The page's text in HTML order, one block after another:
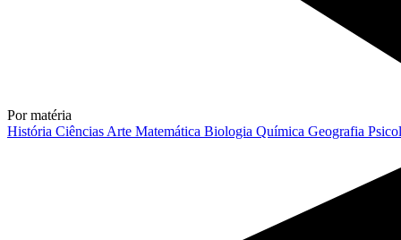
Por matéria
História Ciências Arte Matemática Biologia Química Geografia